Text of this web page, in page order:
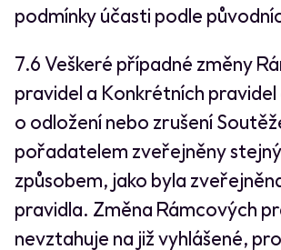
podmínky účasti podle
7.6 Veškeré případné změny
pravidel a Konkrétních pravidel
o odložení nebo zrušení
pořadatelem zveřejněny
způsobem, jako byla
pravidla. Změna Rámcových
nevztahuje na již vyhlášené,